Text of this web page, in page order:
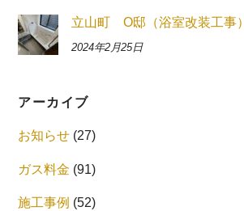
立山町 O邸（浴室改装工事）
2024年2月25日
アーカイブ
お知らせ (27)
ガス料金 (91)
施工事例 (52)